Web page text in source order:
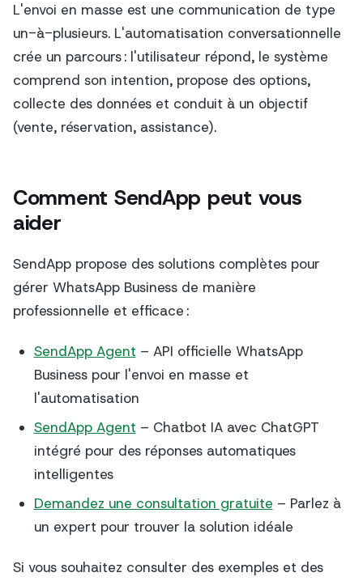
L'envoi en masse est une communication de type
un-à-plusieurs. L'automatisation conversationnelle
crée un parcours : l'utilisateur répond, le système
comprend son intention, propose des options,
collecte des données et conduit à un objectif
(vente, réservation, assistance).
Comment SendApp peut vous
aider
SendApp propose des solutions complètes pour
gérer WhatsApp Business de manière
professionnelle et efficace :
SendApp Agent – API officielle WhatsApp
Business pour l'envoi en masse et
l'automatisation
SendApp Agent – Chatbot IA avec ChatGPT
intégré pour des réponses automatiques
intelligentes
Demandez une consultation gratuite – Parlez à
un expert pour trouver la solution idéale
Si vous souhaitez consulter des exemples et des